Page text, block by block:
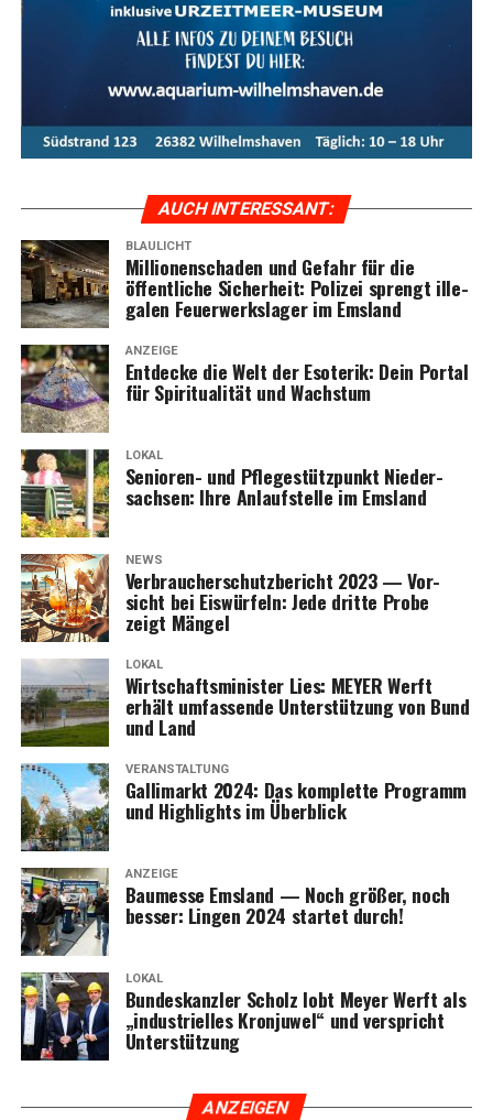
AUCH INTER­ES­SANT:
BLAULICHT
Mil­lio­nen­scha­den und Gefahr für die
öffent­li­che Sicher­heit: Poli­zei sprengt ille­
ga­len Feu­er­werks­la­ger im Emsland
ANZEIGE
Ent­de­cke die Welt der Eso­te­rik: Dein Por­tal
für Spi­ri­tua­li­tät und Wachstum
LOKAL
Senio­ren- und Pfle­ge­stütz­punkt Nie­der­
sach­sen: Ihre Anlauf­stel­le im Emsland
NEWS
Ver­brau­cher­schutz­be­richt 2023 — Vor­
sicht bei Eis­wür­feln: Jede drit­te Pro­be
zeigt Mängel
LOKAL
Wirt­schafts­mi­nis­ter Lies: MEYER Werft
erhält umfas­sen­de Unter­stüt­zung von Bund
und Land
VERANSTALTUNG
Gal­li­markt 2024: Das kom­plet­te Pro­gramm
und High­lights im Überblick
ANZEIGE
Bau­mes­se Ems­land — Noch grö­ßer, noch
bes­ser: Lin­gen 2024 star­tet durch!
LOKAL
Bun­des­kanz­ler Scholz lobt Mey­er Werft als
„indus­tri­el­les Kron­ju­wel“ und ver­spricht
Unterstützung
ANZEI­GEN